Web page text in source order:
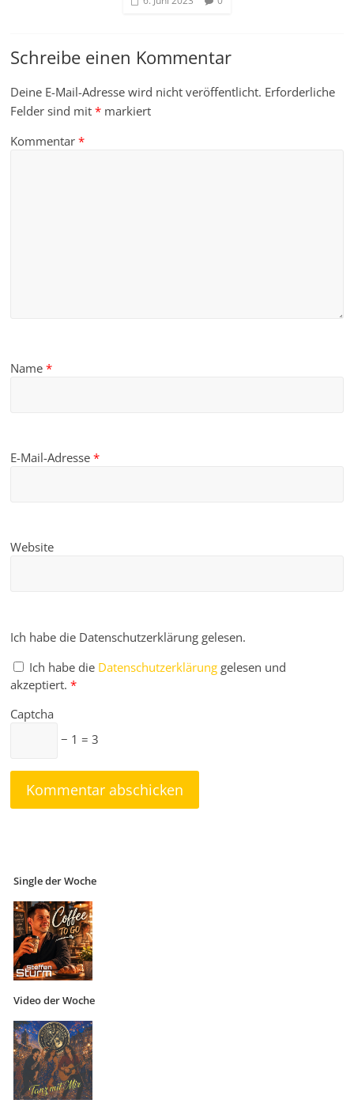
Schreibe einen Kommentar
Deine E-Mail-Adresse wird nicht veröffentlicht. Erforderliche
Felder sind mit* markiert
Kommentar*
Name*
E-Mail-Adresse*
Website
Ich habe die Datenschutzerklärung gelesen.
Ich habe die Datenschutzerklärung gelesen und
akzeptiert. *
Captcha
− 1 = 3
Single der Woche
Video der Woche